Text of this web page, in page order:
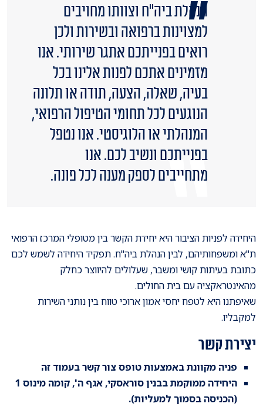
הנהלת ביה"ח וצוותו מחויבים
למצוינות ברפואה ובשירות ולכן
רואים בפנייתכם אתגר שירותי. אנו
מזמינים אתכם לפנות אלינו בכל
בעיה, שאלה, הצעה, תודה או תלונה
הנוגעים לכל תחומי הטיפול הרפואי,
המנהלתי או הלוגיסטי. אנו נטפל
בפנייתכם ונשיב לכם. אנו
מתחייבים לספק מענה לכל פונה.
היחידה לפניות הציבור היא יחידת הקשר בין מטופלי המרכז הרפואי
ת"א ומשפחותיהם, לבין הנהלת ביה"ח.תפקיד היחידה לשמש לכם
כתובת בעיתות קושי ומשבר, שעלולים להיווצר כחלק
מהאינטראקציה עם בית החולים.
שאיפתנו היא לטפח יחסי אמון ארוכי טווח בין נותני השירות
למקבליו.
יצירת קשר
פניה מקוונת באמצעות טופס צור קשר בעמוד זה
היחידה ממוקמת בבנין סוראסקי, אגף ה', קומה מינוס 1
(הכניסה בסמוך למעליות).